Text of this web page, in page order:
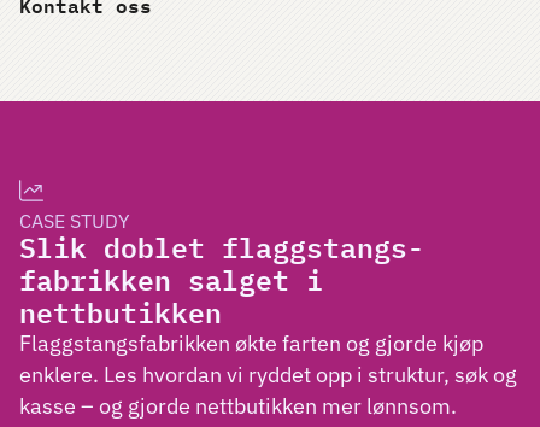
CASE STUDY
Slik doblet flaggstangs-
fabrikken salget i
nettbutikken
Flaggstangsfabrikken økte farten og gjorde kjøp
enklere. Les hvordan vi ryddet opp i struktur, søk og
kasse – og gjorde nettbutikken mer lønnsom.